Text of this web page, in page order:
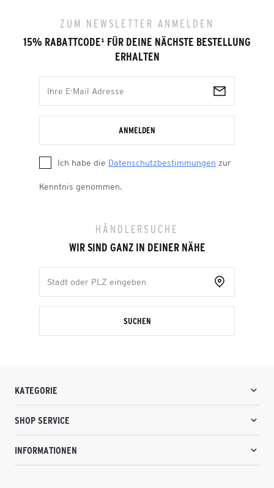
ZUM NEWSLETTER ANMELDEN
15% RABATTCODE¹ FÜR DEINE NÄCHSTE BESTELLUNG
ERHALTEN
ANMELDEN
Ich habe die Datenschutzbestimmungen zur
Kenntnis genommen.
HÄNDLERSUCHE
WIR SIND GANZ IN DEINER NÄHE
SUCHEN
KATEGORIE
SHOP SERVICE
INFORMATIONEN